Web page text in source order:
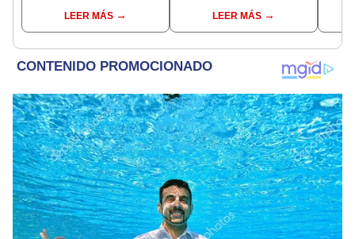
Aliaga no representan al
JNE
LEER MÁS
madrugadaLEER MÁS